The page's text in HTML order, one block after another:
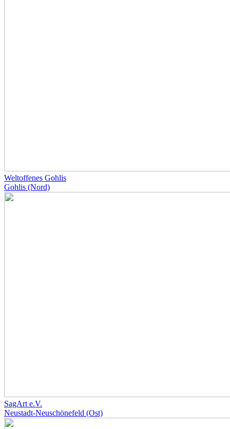
Weltoffenes Gohlis
Gohlis (Nord)
SagArt e.V.
Neustadt-Neuschönefeld (Ost)